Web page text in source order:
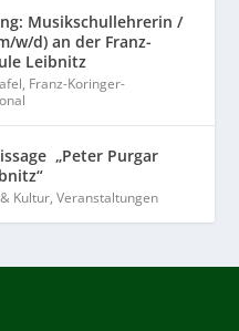
Musikschullehrerin /
w/d) an der Franz-
Leibnitz
, Franz-Koringer-
„Peter Purgar
Kultur,Veranstaltungen